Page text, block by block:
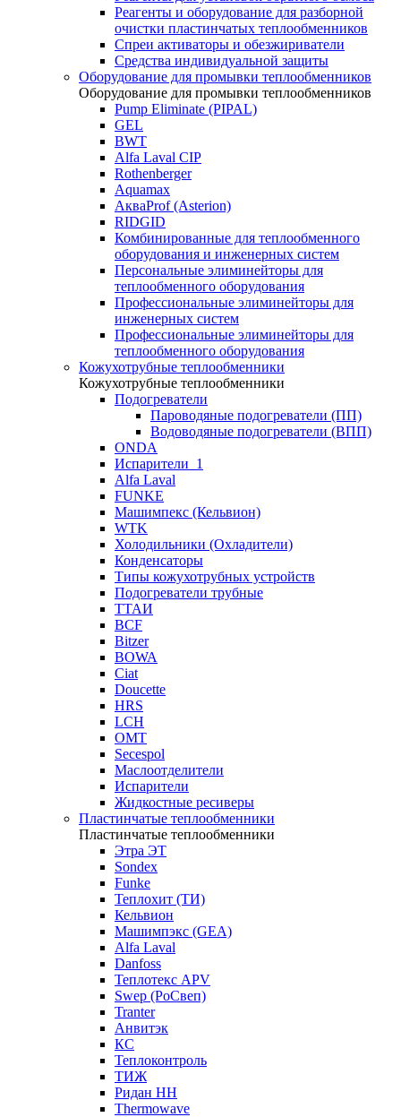
Реагенты и оборудование для разборной
очистки пластинчатых теплообменников
Спреи активаторы и обезжириватели
Средства индивидуальной защиты
Оборудование для промывки теплообменников
Оборудование для промывки теплообменников
Pump Eliminate (PIPAL)
GEL
BWT
Alfa Laval CIP
Rothenberger
Aquamax
АкваProf (Asterion)
RIDGID
Комбинированные для теплообменного
оборудования и инженерных систем
Персональные элиминейторы для
теплообменного оборудования
Профессиональные элиминейторы для
инженерных систем
Профессиональные элиминейторы для
теплообменного оборудования
Кожухотрубные теплообменники
Кожухотрубные теплообменники
Подогреватели
Пароводяные подогреватели (ПП)
Водоводяные подогреватели (ВПП)
ONDA
Испарители_1
Alfa Laval
FUNKE
Машимпекс (Кельвион)
WTK
Холодильники (Охладители)
Конденсаторы
Типы кожухотрубных устройств
Подогреватели трубные
ТТАИ
BCF
Bitzer
BOWA
Ciat
Doucette
HRS
LCH
OMT
Secespol
Маслоотделители
Испарители
Жидкостные ресиверы
Пластинчатые теплообменники
Пластинчатые теплообменники
Этра ЭТ
Sondex
Funke
Теплохит (ТИ)
Кельвион
Машимпэкс (GEA)
Alfa Laval
Danfoss
Теплотекс APV
Swep (РоСвеп)
Tranter
Анвитэк
КС
Теплоконтроль
ТИЖ
Ридан НН
Thermowave